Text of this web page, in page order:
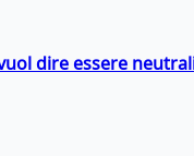
dire essere